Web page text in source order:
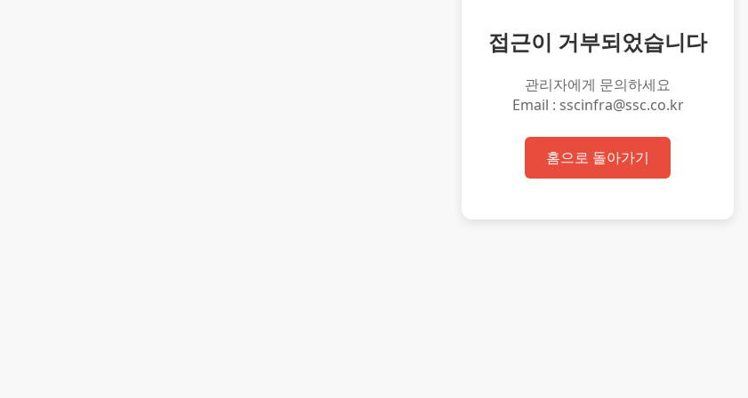
접근이 거부되었습니다
관리자에게 문의하세요
Email : sscinfra@ssc.co.kr
홈으로 돌아가기